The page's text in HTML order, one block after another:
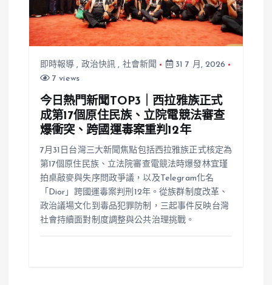
即時報導 , 政治快訊 , 社會新聞
31 7 月, 2026
7 views
今日熱門新聞TOP3｜西拉雅族正式
成第17個原住民族、立院電競法審查
爆衝突、跨國運毒案重判12年
7月31日台灣三大新聞焦點包括西拉雅族正式核定為
第17個原住民族、立法院審查電競法時爆發林宜瑾
拍桌敲麥與失序問政爭議，以及Telegram化名
「Dior」跨國運毒案判刑12年。從族群制度改革、
政治議場文化到毒品犯罪防制，三起事件反映台灣
社會持續面對制度調整與公共治理挑戰。